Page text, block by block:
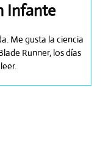
Infante
Me gusta la ciencia
Runner, los días